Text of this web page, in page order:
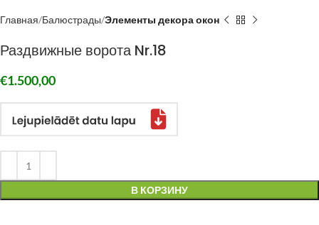
Главная Балюстрады Элементы декора окон
Раздвижные ворота Nr.18
€1.500,00
В КОРЗИНУ